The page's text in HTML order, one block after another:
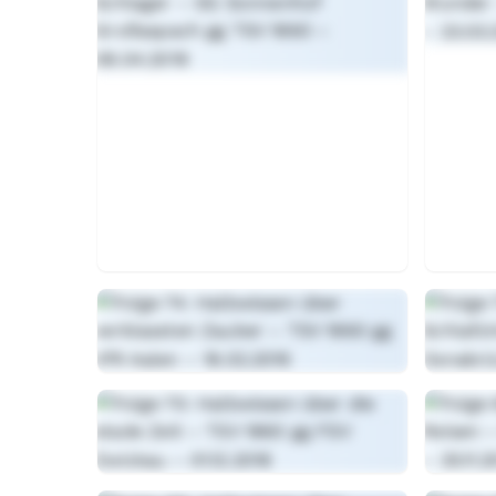
Folge 181 – Halbwissen über Münchner Touritips (gg VfB
Folge 180 – Halbwissen über Saison Start in den Ferien
Folge 171 – Halbwissen über gute Nachrichten (gg SC Verl)
Folge 170 – Halbwissen über die Höhle der Löwen (gg
Folge 169 – Halbwissen über Leerstand in Block G (gg SV
Folge 168 – Halbwissen übers Makeover (gg VfL
Folge 167 – Halbwissen über die englische Woche
Folge 166 – Halbwissen über 2, 10, 17, 28, 40, 42, 46, 47, 51,
Folge 165 – Halbwissen über Wasser (gg Dynamo